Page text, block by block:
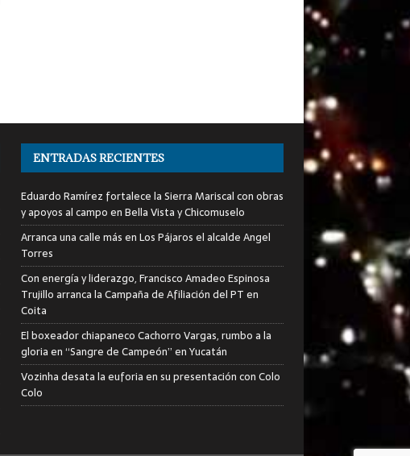
ENTRADAS RECIENTES
Eduardo Ramírez fortalece la Sierra Mariscal con obras
y apoyos al campo en Bella Vista y Chicomuselo
Arranca una calle más en Los Pájaros el alcalde Angel
Torres
Con energía y liderazgo, Francisco Amadeo Espinosa
Trujillo arranca la Campaña de Afiliación del PT en
Coita
El boxeador chiapaneco Cachorro Vargas, rumbo a la
gloria en “Sangre de Campeón” en Yucatán
Vozinha desata la euforia en su presentación con Colo
Colo